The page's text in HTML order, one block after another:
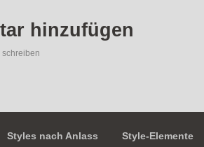
hinzufügen
schreiben
Styles nach Anlass Style-Elemente